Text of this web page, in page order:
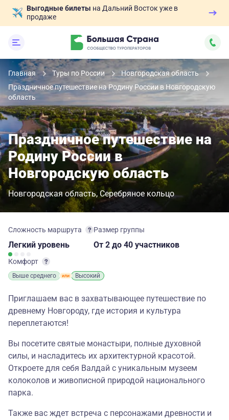
Выгодные билеты на Дальний Восток уже в
продаже
Главная Туры по России
Новгородская область
Праздничное путешествие на Родину России в Новгородскую
область
Праздничное путешествие на
Родину России в
Новгородскую область
Новгородская область Серебряное кольцо
Сложность маршрута
Легкий уровень
Комфорт
Выше среднего Высокий
Размер группы
От 2 до 40 участников
Приглашаем вас в захватывающее путешествие по
древнему Новгороду, где история и культура
переплетаются!
Вы посетите святые монастыри, полные духовной
силы, и насладитесь их архитектурной красотой.
Откроете для себя Валдай с уникальным музеем
колоколов и живописной природой национального
парка.
Также вас ждет встреча с персонажами древности и